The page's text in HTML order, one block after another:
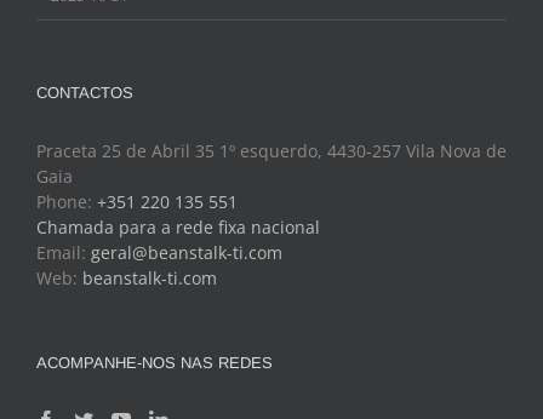
CONTACTOS
Praceta 25 de Abril 35 1º esquerdo, 4430-257 Vila Nova de
Gaia
Phone: +351 220 135 551
Chamada para a rede fixa nacional
Email: geral@beanstalk-ti.com
Web: beanstalk-ti.com
ACOMPANHE-NOS NAS REDES